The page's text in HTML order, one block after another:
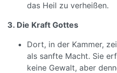
das Heil zu verheißen.
3. Die Kraft Gottes
Dort, in der Kammer,
als sanfte Macht. Sie
keine Gewalt, aber